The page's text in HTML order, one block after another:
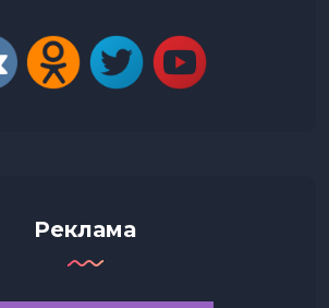
Реклама